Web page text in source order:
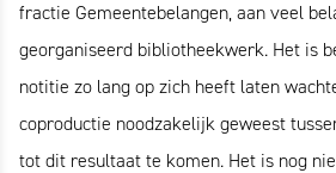
fractie Gemeentebelangen, aan veel
georganiseerd bibliotheekwerk. Het is
notitie zo lang op zich heeft laten
coproductie noodzakelijk geweest
tot dit resultaat te komen. Het is nog